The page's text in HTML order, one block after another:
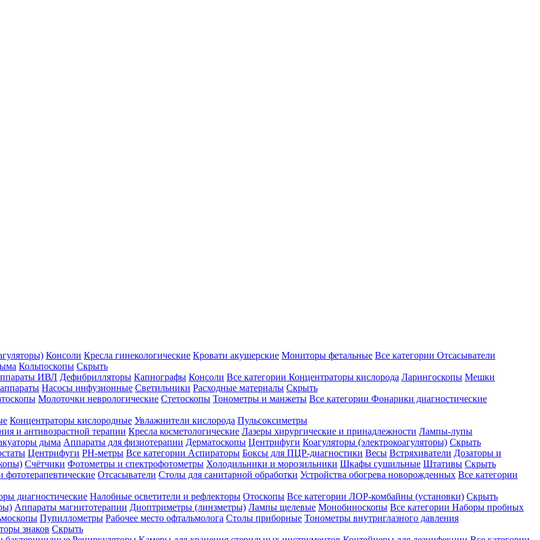
Консоли Кресла гинекологические Кровати акушерские Мониторы фетальные Все категории Отсасыватели
Кольпоскопы Скрыть
ИВЛ Дефибрилляторы Капнографы Консоли Все категории Концентраторы кислорода Ларингоскопы Мешки
Насосы инфузионные Светильники Расходные материалы Скрыть
Молоточки неврологические Стетоскопы Тонометры и манжеты Все категории Фонарики диагностические
Концентраторы кислородные Увлажнители кислорода Пульсоксиметры
и антивозрастной терапии Кресла косметологические Лазеры хирургические и принадлежности Лампы-лупы
дыма Аппараты для физиотерапии Дерматоскопы Центрифуги Коагуляторы (электрокоагуляторы) Скрыть
Центрифуги PH-метры Все категории Аспираторы Боксы для ПЦР-диагностики Весы Встряхиватели Дозаторы и
Счётчики Фотометры и спектрофотометры Холодильники и морозильники Шкафы сушильные Штативы Скрыть
фототерапевтические Отсасыватели Столы для санитарной обработки Устройства обогрева новорожденных Все категории
диагностические Налобные осветители и рефлекторы Отоскопы Все категории ЛОР-комбайны (установки) Скрыть
Аппараты магнитотерапии Диоптриметры (линзметры) Лампы щелевые Монобиноскопы Все категории Наборы пробных
Пупиллометры Рабочее место офтальмолога Столы приборные Тонометры внутриглазного давления
знаков Скрыть